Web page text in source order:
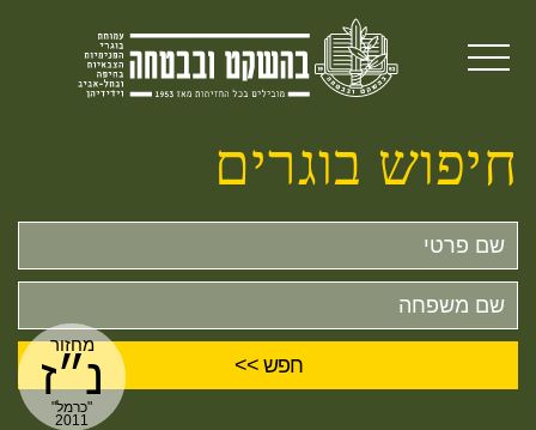
חיפוש בוגרים
שם
פרטי
שם
משפחה
מחזור
נ״ז
"כרמל"
2011